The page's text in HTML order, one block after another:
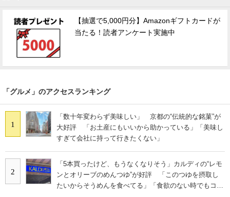
【抽選で5,000円分】Amazonギフトカードが
当たる！読者アンケート実施中
「グルメ」のアクセスランキング
1
「数十年変わらず美味しい」 京都の“伝統的な銘菓”が
大好評 「お土産にもいいから助かっている」「美味し
すぎて会社に持って行きたくない」
2
「5本買ったけど、もうなくなりそう」カルディの“レモ
ンとオリーブのめんつゆ”が好評 「このつゆを摂取し
たいからそうめんを食べてる」「食欲のない時でもコレ